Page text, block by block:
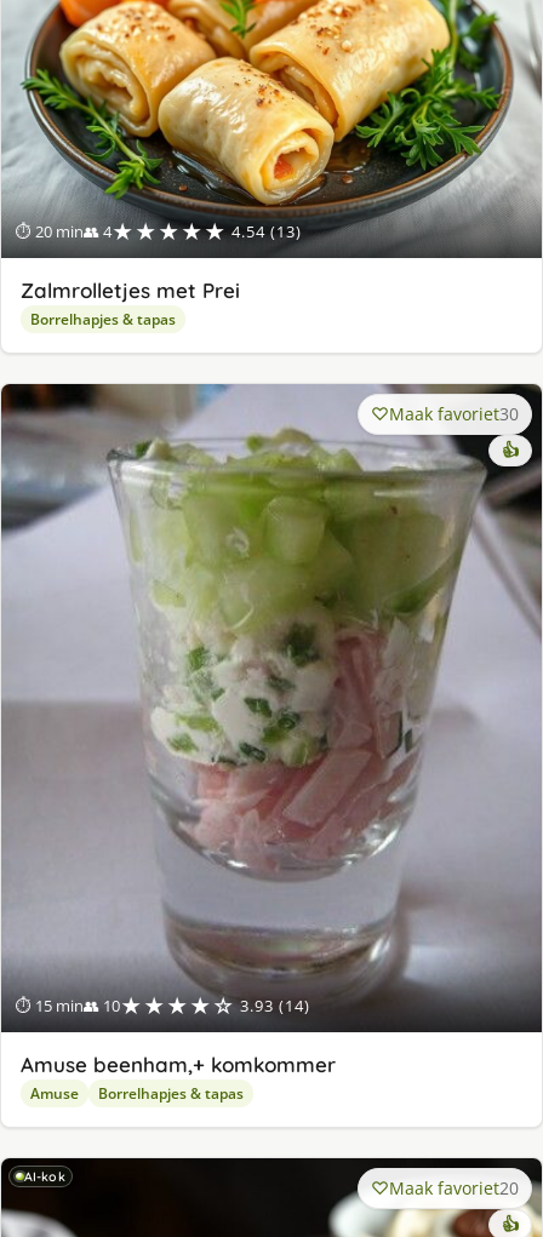
⏱ 20 min👥 4★★★★★ 4.54 (13)
Zalmrolletjes met Prei
Borrelhapjes & tapas
⏱ 15 min👥 10★★★★☆ 3.93 (14)
Maak favoriet30
👍
Amuse beenham,+ komkommer
Amuse Borrelhapjes & tapas
AI-kok Maak favoriet20
👍